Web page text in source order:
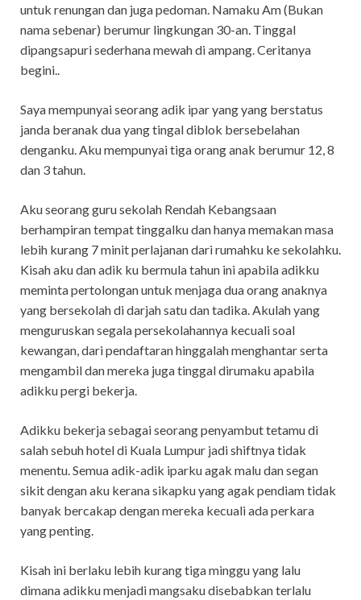
untuk renungan dan juga pedoman. Namaku Am (Bukan
nama sebenar) berumur lingkungan 30-an. Tinggal
dipangsapuri sederhana mewah di ampang. Ceritanya
begini..
Saya mempunyai seorang adik ipar yang yang berstatus
janda beranak dua yang tingal diblok bersebelahan
denganku. Aku mempunyai tiga orang anak berumur 12, 8
dan 3 tahun.
Aku seorang guru sekolah Rendah Kebangsaan
berhampiran tempat tinggalku dan hanya memakan masa
lebih kurang 7 minit perlajanan dari rumahku ke sekolahku.
Kisah aku dan adik ku bermula tahun ini apabila adikku
meminta pertolongan untuk menjaga dua orang anaknya
yang bersekolah di darjah satu dan tadika. Akulah yang
menguruskan segala persekolahannya kecuali soal
kewangan, dari pendaftaran hinggalah menghantar serta
mengambil dan mereka juga tinggal dirumaku apabila
adikku pergi bekerja.
Adikku bekerja sebagai seorang penyambut tetamu di
salah sebuh hotel di Kuala Lumpur jadi shiftnya tidak
menentu. Semua adik-adik iparku agak malu dan segan
sikit dengan aku kerana sikapku yang agak pendiam tidak
banyak bercakap dengan mereka kecuali ada perkara
yang penting.
Kisah ini berlaku lebih kurang tiga minggu yang lalu
dimana adikku menjadi mangsaku disebabkan terlalu